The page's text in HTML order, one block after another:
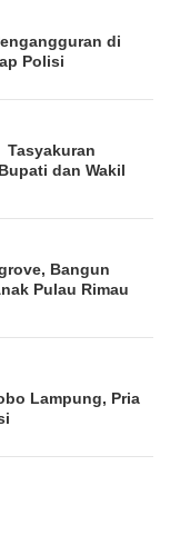
di
Polisi
Tasyakuran
dan Wakil
Bangun
Pulau Rimau
Lampung, Pria